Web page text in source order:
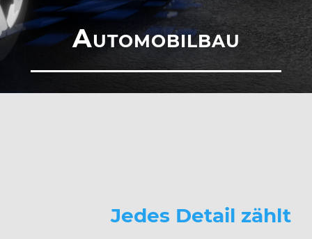
Automobilbau
Jedes Detail zählt